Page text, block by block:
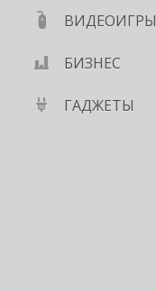
ВИДЕОИГРЫ
БИЗНЕС
ГАДЖЕТЫ